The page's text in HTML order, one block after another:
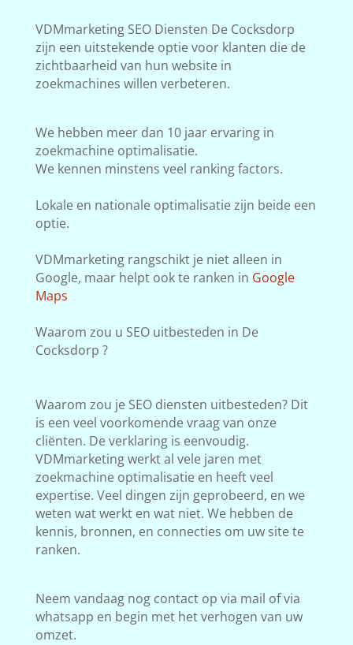
VDMmarketing SEO Diensten De Cocksdorp
zijn een uitstekende optie voor klanten die de
zichtbaarheid van hun website in
zoekmachines willen verbeteren.
We hebben meer dan 10 jaar ervaring in
zoekmachine optimalisatie.
We kennen minstens veel ranking factors.
Lokale en nationale optimalisatie zijn beide een
optie.
VDMmarketing rangschikt je niet alleen in
Google, maar helpt ook te ranken in Google
Maps
Waarom zou u SEO uitbesteden in De
Cocksdorp ?
Waarom zou je SEO diensten uitbesteden? Dit
is een veel voorkomende vraag van onze
cliënten. De verklaring is eenvoudig.
VDMmarketing werkt al vele jaren met
zoekmachine optimalisatie en heeft veel
expertise. Veel dingen zijn geprobeerd, en we
weten wat werkt en wat niet. We hebben de
kennis, bronnen, en connecties om uw site te
ranken.
Neem vandaag nog contact op via mail of via
whatsapp en begin met het verhogen van uw
omzet.